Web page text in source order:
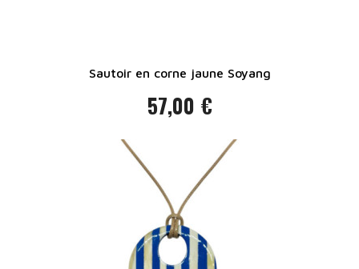
Sautoir en corne jaune Soyang
Prix
57,00 €